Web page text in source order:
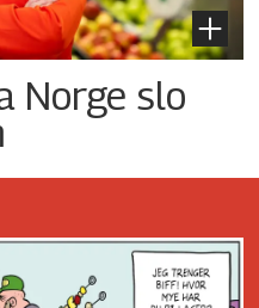
Norge slo